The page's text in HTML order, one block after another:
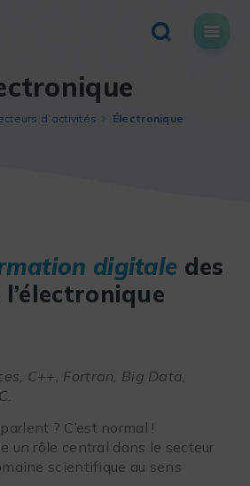
d’activités Électronique
digitale des
C++, Fortran, Big Data,
? C’est normal !
un rôle central dans le secteur
scientifique au sens